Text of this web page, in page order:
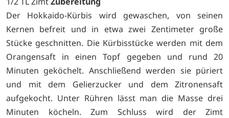
Der Hokkaido-Kürbis wird gewaschen, von seinen
Kernen befreit und in etwa zwei Zentimeter große
Stücke geschnitten. Die Kürbisstücke werden mit dem
Orangensaft in einen Topf gegeben und rund 20
Minuten geköchelt. Anschließend werden sie püriert
und mit dem Gelierzucker und dem Zitronensaft
aufgekocht. Unter Rühren lässt man die Masse drei
Minuten köcheln. Zum Schluss wird der Zimt